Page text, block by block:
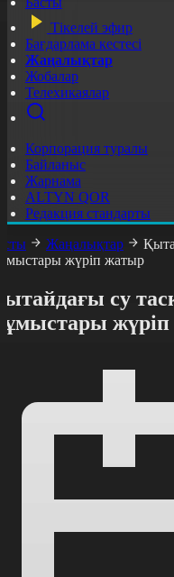
Тікелей эфир
Бағдарлама кестесі
Жаңалықтар
Жобалар
Телехикаялар
Корпорация туралы
Байланыс
Жарнама
ALTYN QOR
Редакция стандарты
Жаңалықтар
жүріп жатыр
су